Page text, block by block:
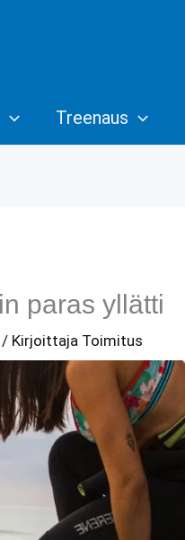
Treenaus
paras yllätti
/ Kirjoittaja Toimitus